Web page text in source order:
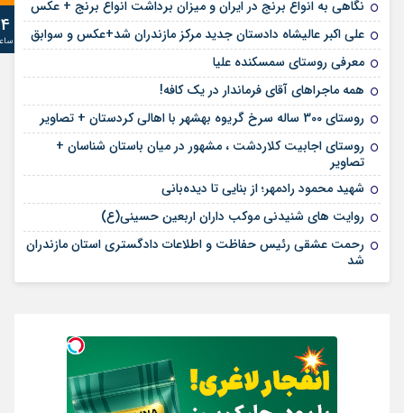
نگاهی به انواع برنج در ایران و میزان برداشت انواع برنج + عکس
علی‌ اکبر عالیشاه دادستان جدید مرکز مازندران شد+عکس و سوابق
معرفی روستای سمسکنده علیا
همه ماجراهای آقای فرماندار در یک کافه!
روستای 300 ساله سرخ ‌گریوه بهشهر با اهالی کردستان + تصاویر
روستای اجابیت کلاردشت ، مشهور در میان باستان شناسان +
تصاویر
شهید محمود رادمهر؛ از بنایی تا دیده‌بانی
روایت های شنیدنی موکب داران اربعین حسینی(ع)
رحمت عشقی رئیس حفاظت و اطلاعات دادگستری استان مازندران
شد